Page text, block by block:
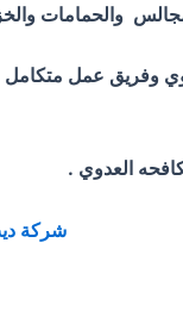
والحمامات
وفريق عمل متكامل
العدوي .
شركة ديب